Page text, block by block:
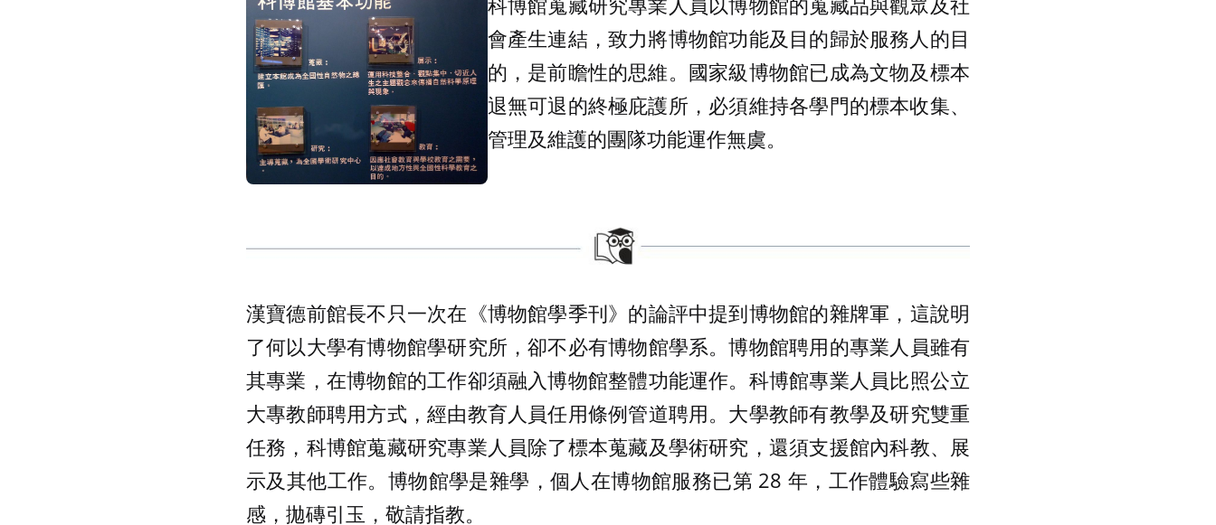
會產生連結，致力將博物館功能及目的歸於服務人的目
的，是前瞻性的思維。國家級博物館已成為文物及標本
退無可退的終極庇護所，必須維持各學門的標本收集、
管理及維護的團隊功能運作無虞。
漢寶德前館長不只一次在《博物館學季刊》的論評中提到博物館的雜牌軍，這說明
了何以大學有博物館學研究所，卻不必有博物館學系。博物館聘用的專業人員雖有
其專業，在博物館的工作卻須融入博物館整體功能運作。科博館專業人員比照公立
大專教師聘用方式，經由教育人員任用條例管道聘用。大學教師有教學及研究雙重
任務，科博館蒐藏研究專業人員除了標本蒐藏及學術研究，還須支援館內科教、展
示及其他工作。博物館學是雜學，個人在博物館服務已第 28 年，工作體驗寫些雜
感，拋磚引玉，敬請指教。